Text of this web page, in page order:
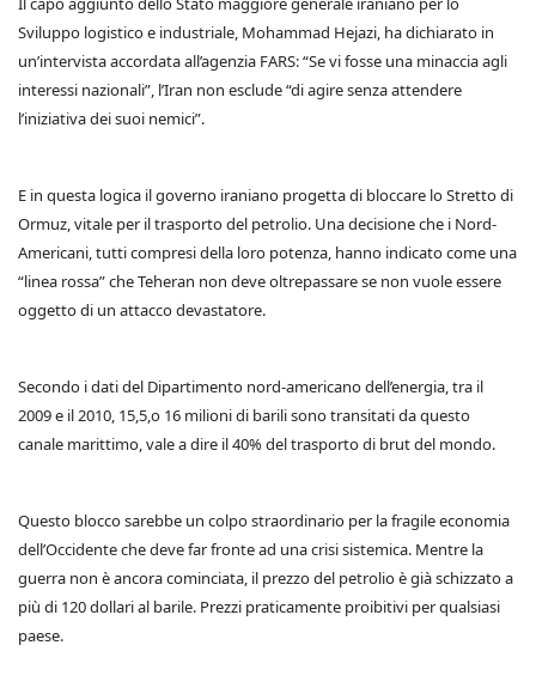
Sviluppo logistico e industriale, Mohammad Hejazi, ha dichiarato in
un’intervista accordata all’agenzia FARS: “Se vi fosse una minaccia agli
interessi nazionali”, l’Iran non esclude “di agire senza attendere
l’iniziativa dei suoi nemici”.
E in questa logica il governo iraniano progetta di bloccare lo Stretto di
Ormuz, vitale per il trasporto del petrolio. Una decisione che i Nord-
Americani, tutti compresi della loro potenza, hanno indicato come una
“linea rossa” che Teheran non deve oltrepassare se non vuole essere
oggetto di un attacco devastatore.
Secondo i dati del Dipartimento nord-americano dell’energia, tra il
2009 e il 2010, 15,5,o 16 milioni di barili sono transitati da questo
canale marittimo, vale a dire il 40% del trasporto di brut del mondo.
Questo blocco sarebbe un colpo straordinario per la fragile economia
dell’Occidente che deve far fronte ad una crisi sistemica. Mentre la
guerra non è ancora cominciata, il prezzo del petrolio è già schizzato a
più di 120 dollari al barile. Prezzi praticamente proibitivi per qualsiasi
paese.